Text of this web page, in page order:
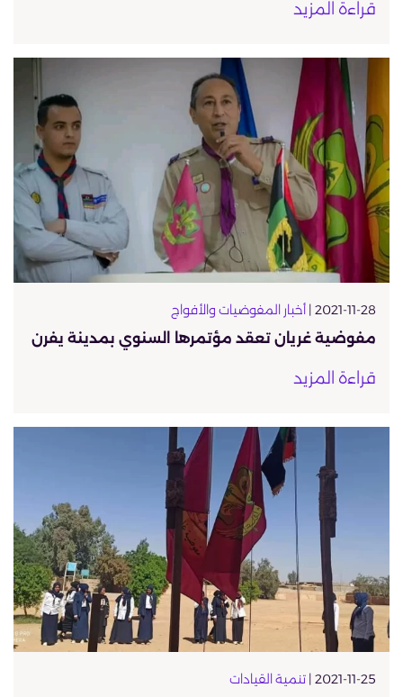
قراءة المزيد
2021-11-28 | أخبار المفوضيات والأفواج
مفوضية غريان تعقد مؤتمرها السنوي بمدينة يفرن
قراءة المزيد
2021-11-25 | تنمية القيادات